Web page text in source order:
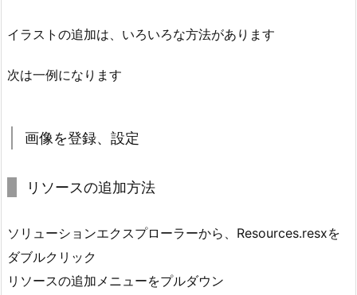
イラストの追加は、いろいろな方法があります
次は一例になります
画像を登録、設定
リソースの追加方法
ソリューションエクスプローラーから、Resources.resxを
ダブルクリック
リソースの追加メニューをプルダウン